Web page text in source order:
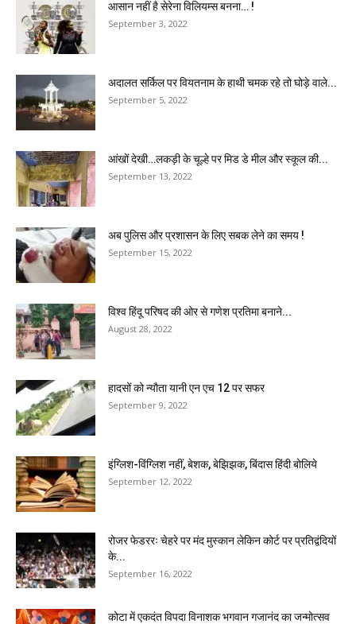
आसान नहीं है सेरेना विलियम्स बनना… !
September 3, 2022
अदालत सर्किल पर वियतनाम के हाथी चमक रहे तो घोड़े वाले...
September 5, 2022
आंखों देखी…लकड़ी के चूल्हे पर मिड डे मील और स्कूल की...
September 13, 2022
अब पुलिस और प्रशासन के लिए सबक लेने का समय !
September 15, 2022
विश्व हिंदू परिषद की ओर से गणेश प्रतिमा बनाने...
August 28, 2022
हादसों को न्यौता यानी एन एच 12 पर सफर
September 9, 2022
इंग्लिश-विंग्लिश नहीं, बेशक, बेझिझक, बिंदास हिंदी बोलिये
September 12, 2022
रोजर फेडररः चेहरे पर मंद मुस्कान लेकिन कोर्ट पर प्रतिद्वंदियों
के...
September 16, 2022
कोटा में एकदंत विपदा विनाशक भगवान गजानंद का जन्मोत्सव